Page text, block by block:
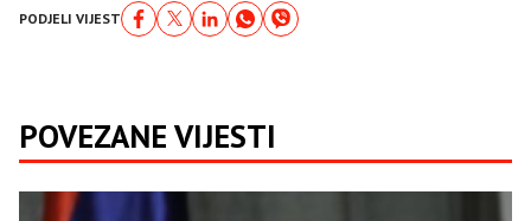
PODJELI VIJEST
POVEZANE VIJESTI